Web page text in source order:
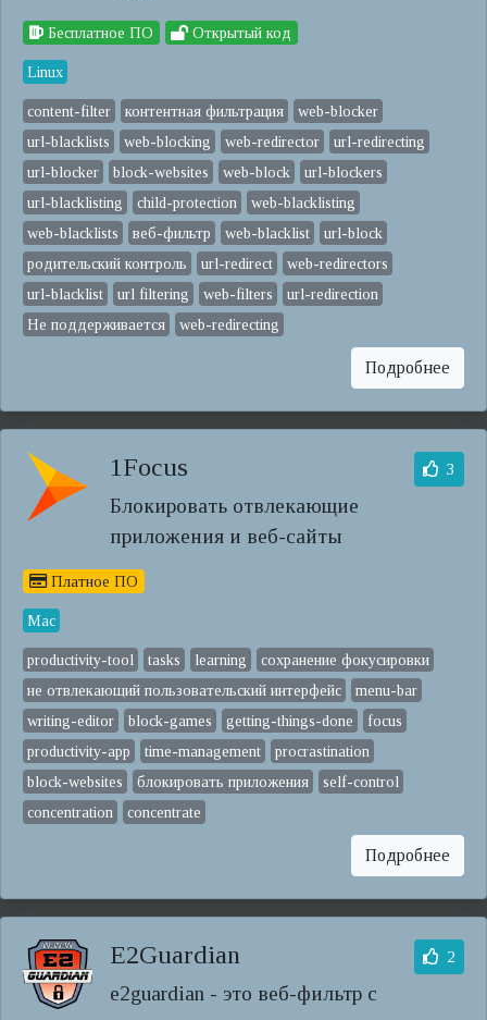
Бесплатное ПО Открытый код
Linux
content-filter контентная фильтрация
web-blocker
url-blacklists
web-blocking web-redirector
url-redirecting
url-blocker
block-websites web-block
url-blockers
url-blacklisting
child-protection
web-blacklisting
web-blacklists
веб-фильтр web-blacklist
url-block
родительский контроль
url-redirect
web-redirectors
url-blacklist
url filtering web-filters
url-redirection
Не поддерживается
web-redirecting
Подробнее
1Focus
Блокировать отвлекающие
приложения и веб-сайты
3
Платное ПО
Mac
productivity-tool tasks learning
сохранение фокусировки
не отвлекающий пользовательский интерфейс
menu-bar
writing-editor
block-games getting-things-done
focus
productivity-app
time-management
procrastination
block-websites
блокировать приложения
self-control
concentration
concentrate
Подробнее
E2Guardian
e2guardian - это веб-фильтр с
2